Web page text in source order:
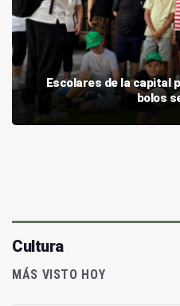
Escolares de la capital
bolos
Cultura
MÁS VISTO HOY